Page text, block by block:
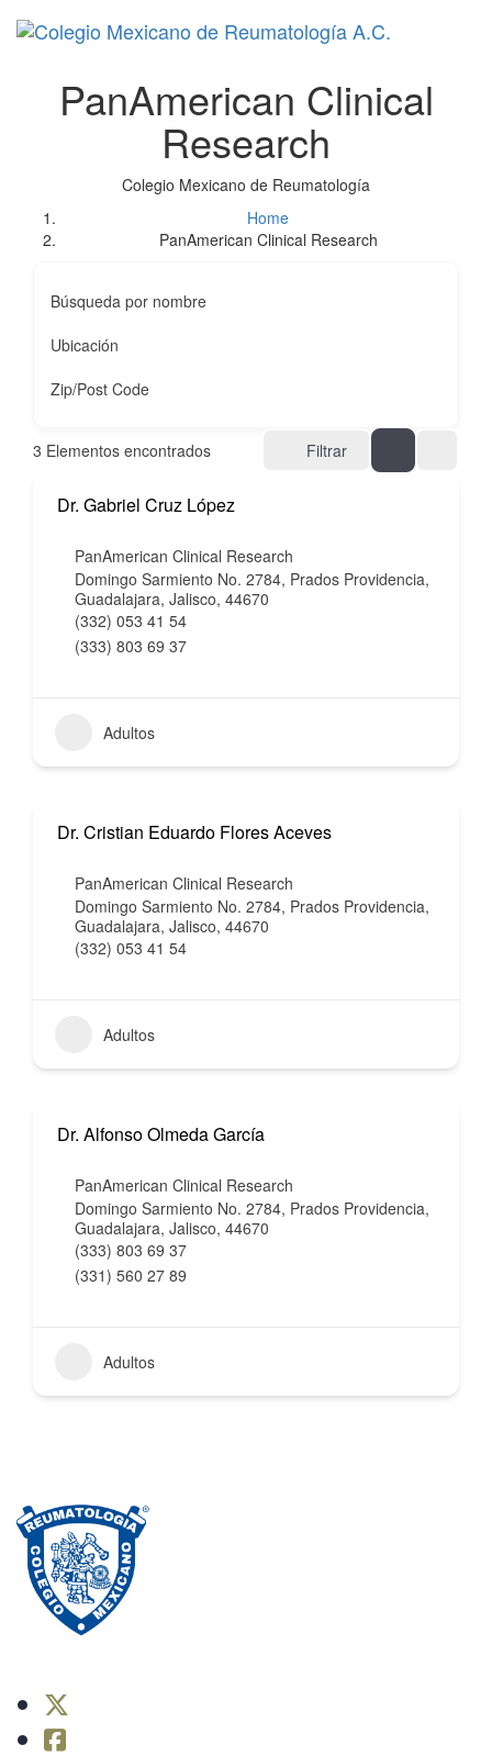
links
PanAmerican Clinical
Research
Colegio Mexicano de Reumatología
Home
PanAmerican Clinical Research
Búsqueda por nombre
Ubicación
Zip/Post Code
3 Elementos encontrados Filtrar
Dr. Gabriel Cruz López
PanAmerican Clinical Research
Domingo Sarmiento No. 2784, Prados Providencia,
Guadalajara, Jalisco, 44670
(332) 053 41 54
(333) 803 69 37
Adultos
Dr. Cristian Eduardo Flores Aceves
PanAmerican Clinical Research
Domingo Sarmiento No. 2784, Prados Providencia,
Guadalajara, Jalisco, 44670
(332) 053 41 54
Adultos
Dr. Alfonso Olmeda García
PanAmerican Clinical Research
Domingo Sarmiento No. 2784, Prados Providencia,
Guadalajara, Jalisco, 44670
(333) 803 69 37
(331) 560 27 89
Adultos